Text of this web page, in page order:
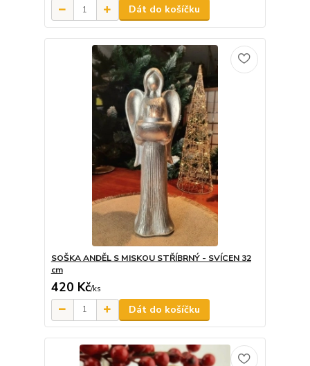
Dát do košíčku
SOŠKA ANDĚL S MISKOU STŘÍBRNÝ - SVÍCEN 32
cm
420 Kč/ks
Dát do košíčku